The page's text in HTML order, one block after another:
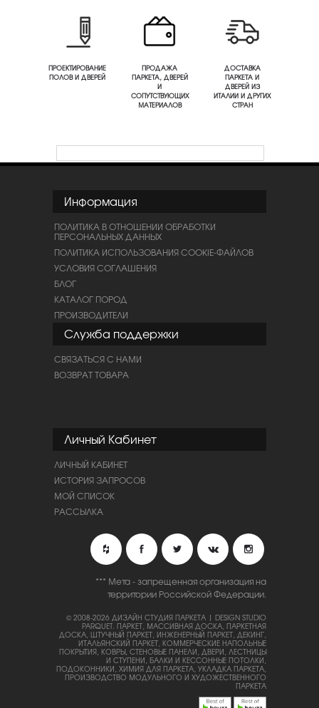
ПРОЕКТИРОВАНИЕ
ПОЛОВ И ДВЕРЕЙ
ПРОДАЖА
ПАРКЕТА, ДВЕРЕЙ
И
СОПУТСТВУЮЩИХ
МАТЕРИАЛОВ
ДОСТАВКА
ПАРКЕТА И
ДВЕРЕЙ ИЗ
ИТАЛИИ И ДРУГИХ
СТРАН
Информация
ПОЛИТИКА В ОТНОШЕНИИ ОБРАБОТКИ
ПЕРСОНАЛЬНЫХ ДАННЫХ
ПОЛИТИКА ИСПОЛЬЗОВАНИЯ COOKIE-ФАЙЛОВ
УСЛОВИЯ СОГЛАШЕНИЯ
БЛОГ
КАТАЛОГ ПОРОД
ПРОИЗВОДИТЕЛИ
Служба поддержки
СВЯЗАТЬСЯ С НАМИ
ВОЗВРАТ ТОВАРА
Личный Кабинет
ЛИЧНЫЙ КАБИНЕТ
ИСТОРИЯ ЗАПРОСОВ
МОЙ СПИСОК
РАССЫЛКА
*** Мета - запрещенная организация на
территории Российской Федерации.
© 2008-2026 ДИЗАЙН СТУДИЯ ПАРКЕТА | DESIGN STUDIO
PARQUET. ПАРКЕТ, МАССИВНАЯ ДОСКА, ПАРКЕТНАЯ
ДОСКА, ШТУЧНЫЙ ПАРКЕТ, ИНЖЕНЕРНЫЙ ПАРКЕТ, ДЕКИНГ,
ИТАЛЬЯНСКИЙ ПАРКЕТ, КОММЕРЧЕСКИЕ НАПОЛЬНЫЕ
ПОКРЫТИЯ, КОВРЫ, СТЕНОВЫЕ ПАНЕЛИ, ДВЕРИ, ЛЕСТНИЦЫ
И СТУПЕНИ, БАЛКИ И КЕССОННЫЕ ПОТОЛКИ,
ПОДОКОННИКИ, ХИМИЯ ДЛЯ ПАРКЕТА, УКЛАДКА ПАРКЕТА,
ПРОИЗВОДСТВО МОДУЛЬНОГО И ХУДОЖЕСТВЕННОГО
ПАРКЕТА